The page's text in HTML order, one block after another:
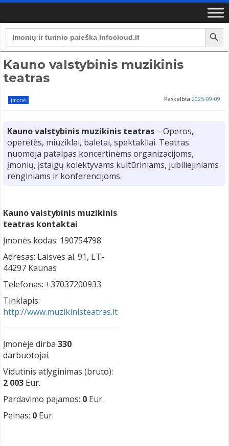
Search
for:
Search Button
Kauno valstybinis muzikinis
teatras
Įmonė Paskelbta 2025-09-09
Kauno valstybinis muzikinis teatras – Operos,
operetės, miuziklai, baletai, spektakliai. Teatras
nuomoja patalpas koncertinėms organizacijoms,
įmonių, įstaigų kolektyvams kultūriniams, jubiliejiniams
renginiams ir konferencijoms.
Kauno valstybinis muzikinis
teatras kontaktai
Įmonės kodas: 190754798
Adresas: Laisvės al. 91, LT-
44297 Kaunas
Telefonas: +37037200933
Tinklapis:
http://www.muzikinisteatras.lt
Įmonėje dirba 330
darbuotojai.
Vidutinis atlyginimas (bruto):
2 003 Eur.
Pardavimo pajamos: 0 Eur.
Pelnas: 0 Eur.